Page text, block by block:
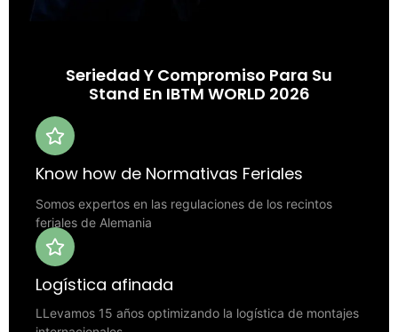
Seriedad Y Compromiso Para Su
Stand En IBTM WORLD 2026
Know how de Normativas Feriales
Somos expertos en las regulaciones de los recintos
feriales de Alemania
Logística afinada
LLevamos 15 años optimizando la logística de montajes